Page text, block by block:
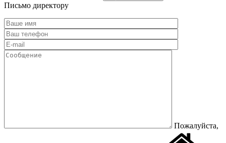
Письмо директору
Пожалуйста,